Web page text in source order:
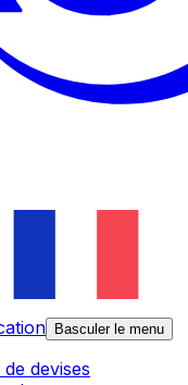
Basculer le menu
devises